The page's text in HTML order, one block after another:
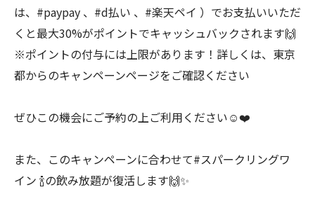
は、#paypay 、#d払い 、#楽天ペイ ）でお支払いいただ
くと最大30%がポイントでキャッシュバックされます🙌
※ポイントの付与には上限があります！詳しくは、東京
都からのキャンペーンページをご確認ください
ぜひこの機会にご予約の上ご利用ください☺️❤️
また、このキャンペーンに合わせて#スパークリングワ
イン 🍾の飲み放題が復活します🙌✨